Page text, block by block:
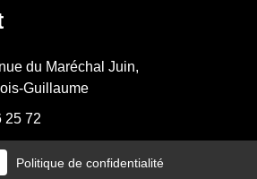
du Maréchal Juin,
Guillaume
25 72
Politique de confidentialité